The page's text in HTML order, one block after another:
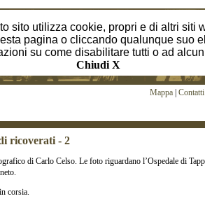
sito utilizza cookie, propri e di altri siti
pagina o cliccando qualunque suo
su come disabilitare tutti o ad
Chiudi X
Mappa Contatti
ricoverati - 2
di Carlo Celso. Le foto riguardano l’Ospedale di
corsia.